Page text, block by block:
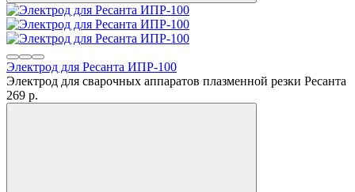
Электрод для Ресанта ИПР-100
Электрод для сварочных аппаратов плазменной резки Ресанта
269 p.